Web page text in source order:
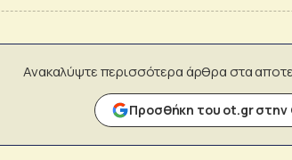
Ανακαλύψτε περισσότερα άρθρα στα
Προσθήκη του ot.gr στην